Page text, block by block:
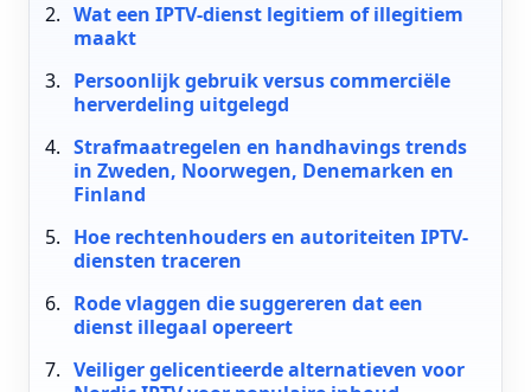
Wat een IPTV-dienst legitiem of illegitiem
maakt
Persoonlijk gebruik versus commerciële
herverdeling uitgelegd
Strafmaatregelen en handhavings trends
in Zweden, Noorwegen, Denemarken en
Finland
Hoe rechtenhouders en autoriteiten IPTV-
diensten traceren
Rode vlaggen die suggereren dat een
dienst illegaal opereert
Veiliger gelicentieerde alternatieven voor